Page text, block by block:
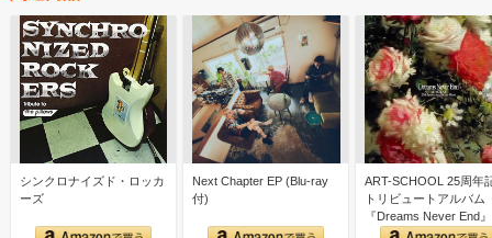
シンクロナイズド・ロッカ
ーズ
Next Chapter EP (Blu-ray
付)
ART-SCHOOL 25周年
トリビュートアルバム
『Dreams Never End』